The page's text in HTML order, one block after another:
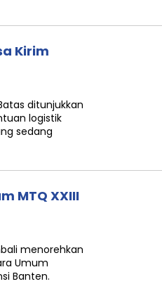
Kirim
ditunjukkan
logistik
sedang
MTQ XXIII
menorehkan
Umum
Banten.